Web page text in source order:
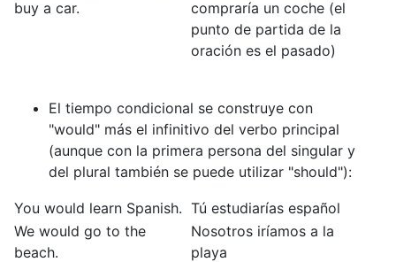
buy a car.
compraría un coche (el
punto de partida de la
oración es el pasado)
El tiempo condicional se construye con
"would" más el infinitivo del verbo principal
(aunque con la primera persona del singular y
del plural también se puede utilizar "should"):
You would learn Spanish. Tú estudiarías español
We would go to the
beach.
Nosotros iríamos a la
playa